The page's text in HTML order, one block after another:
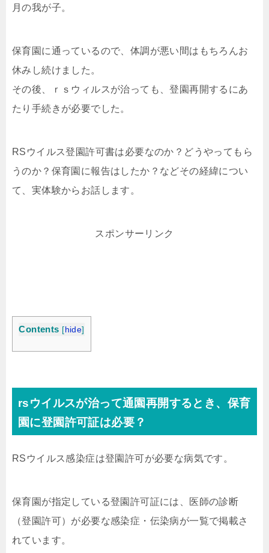
月の我が子。
保育園に通っているので、体調が悪い間はもちろんお
休みし続けました。
その後、ｒｓウィルスが治っても、登園再開するにあ
たり手続きが必要でした。
RSウイルス登園許可書は必要なのか？どうやってもら
うのか？保育園に報告はしたか？などその経緯につい
て、実体験からお話します。
スポンサーリンク
Contents [hide]
rsウイルスが治って通園再開するとき、保育
園に登園許可証は必要？
RSウイルス感染症は登園許可が必要な病気です。
保育園が指定している登園許可証には、医師の診断
（登園許可）が必要な感染症・伝染病が一覧で掲載さ
れています。